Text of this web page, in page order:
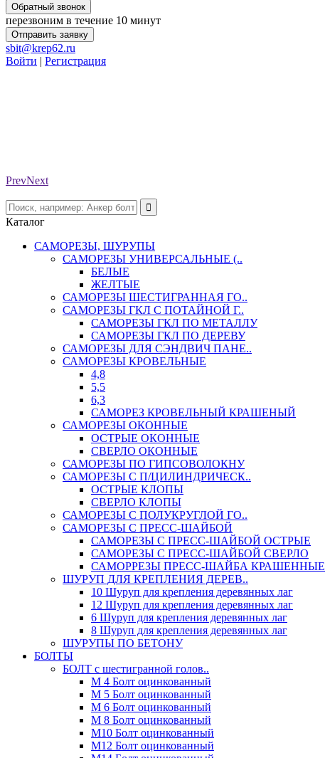
Обратный звонок
перезвоним в течение 10 минут
Отправить заявку
sbit@krep62.ru
Войти | Регистрация
PrevNext
Каталог
САМОРЕЗЫ, ШУРУПЫ
САМОРЕЗЫ УНИВЕРСАЛЬНЫЕ (..
БЕЛЫЕ
ЖЕЛТЫЕ
САМОРЕЗЫ ШЕСТИГРАННАЯ ГО..
САМОРЕЗЫ ГКЛ С ПОТАЙНОЙ Г..
САМОРЕЗЫ ГКЛ ПО МЕТАЛЛУ
САМОРЕЗЫ ГКЛ ПО ДЕРЕВУ
САМОРЕЗЫ ДЛЯ СЭНДВИЧ ПАНЕ..
САМОРЕЗЫ КРОВЕЛЬНЫЕ
4,8
5,5
6,3
САМОРЕЗ КРОВЕЛЬНЫЙ КРАШЕНЫЙ
САМОРЕЗЫ ОКОННЫЕ
ОСТРЫЕ ОКОННЫЕ
СВЕРЛО ОКОННЫЕ
САМОРЕЗЫ ПО ГИПСОВОЛОКНУ
САМОРЕЗЫ С П/ЦИЛИНДРИЧЕСК..
ОСТРЫЕ КЛОПЫ
СВЕРЛО КЛОПЫ
САМОРЕЗЫ С ПОЛУКРУГЛОЙ ГО..
САМОРЕЗЫ С ПРЕСС-ШАЙБОЙ
САМОРЕЗЫ С ПРЕСС-ШАЙБОЙ ОСТРЫЕ
САМОРЕЗЫ С ПРЕСС-ШАЙБОЙ СВЕРЛО
САМОРРЕЗЫ ПРЕСС-ШАЙБА КРАШЕННЫЕ
ШУРУП ДЛЯ КРЕПЛЕНИЯ ДЕРЕВ..
10 Шуруп для крепления деревянных лаг
12 Шуруп для крепления деревянных лаг
6 Шуруп для крепления деревянных лаг
8 Шуруп для крепления деревянных лаг
ШУРУПЫ ПО БЕТОНУ
БОЛТЫ
БОЛТ с шестигранной голов..
М 4 Болт оцинкованный
М 5 Болт оцинкованный
М 6 Болт оцинкованный
М 8 Болт оцинкованный
М10 Болт оцинкованный
М12 Болт оцинкованный